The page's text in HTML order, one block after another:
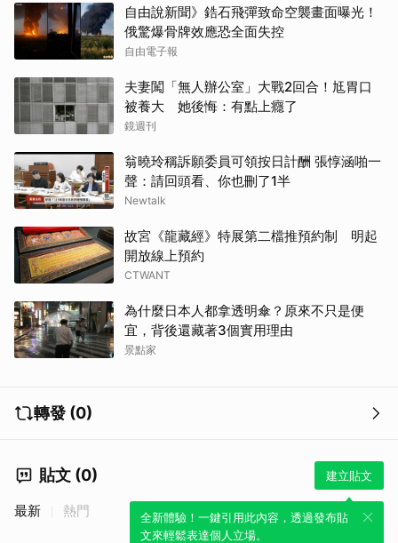
自由說新聞》鋯石飛彈致命空襲畫面曝光！
俄驚爆骨牌效應恐全面失控
自由電子報
夫妻闖「無人辦公室」大戰2回合！尪胃口
被養大 她後悔：有點上癮了
鏡週刊
翁曉玲稱訴願委員可領按日計酬 張惇涵啪一
聲：請回頭看、你也刪了1半
Newtalk
故宮《龍藏經》特展第二檔推預約制 明起
開放線上預約
CTWANT
為什麼日本人都拿透明傘？原來不只是便
宜，背後還藏著3個實用理由
景點家
轉發 (0)
貼文 (0) 建立貼文
全新體驗！一鍵引用此內容，透過發布貼
文來輕鬆表達個人立場。
最新 熱門